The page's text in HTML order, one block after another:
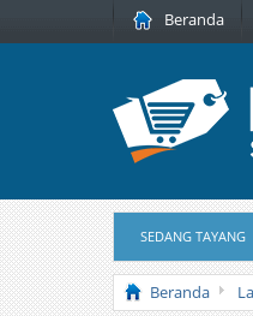
Beranda
SEDANG TAYANG
Beranda